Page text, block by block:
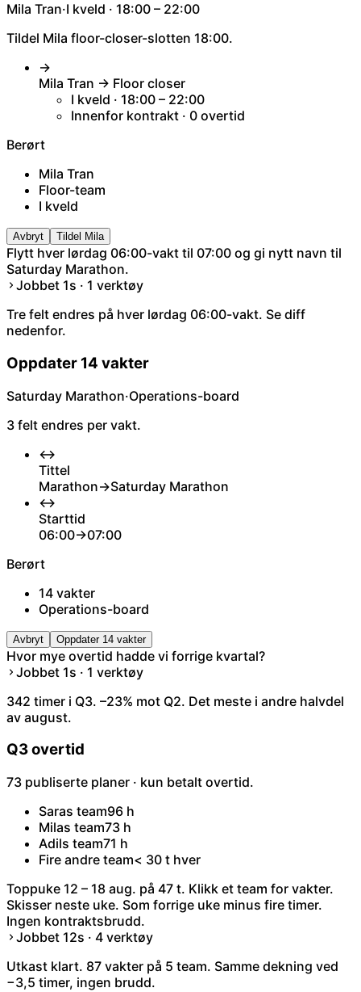
Mila Tran·I kveld · 18:00 – 22:00
Tildel Mila floor-closer-slotten 18:00.
→
Mila Tran → Floor closer
I kveld · 18:00 – 22:00
Innenfor kontrakt · 0 overtid
Berørt
Mila Tran
Floor-team
I kveld
Avbryt Tildel Mila
Flytt hver lørdag 06:00-vakt til 07:00 og gi nytt navn til
Saturday Marathon.
Jobbet 1s · 1 verktøy
Tre felt endres på hver lørdag 06:00-vakt. Se diff
nedenfor.
Oppdater 14 vakter
Saturday Marathon·Operations-board
3 felt endres per vakt.
↔
Tittel
Marathon→Saturday Marathon
↔
Starttid
06:00→07:00
Berørt
14 vakter
Operations-board
Avbryt Oppdater 14 vakter
Hvor mye overtid hadde vi forrige kvartal?
Jobbet 1s · 1 verktøy
342 timer i Q3. –23% mot Q2. Det meste i andre halvdel
av august.
Q3 overtid
73 publiserte planer · kun betalt overtid.
Saras team96 h
Milas team73 h
Adils team71 h
Fire andre team< 30 t hver
Toppuke 12 – 18 aug. på 47 t. Klikk et team for vakter.
Skisser neste uke. Som forrige uke minus fire timer.
Ingen kontraktsbrudd.
Jobbet 12s · 4 verktøy
Utkast klart. 87 vakter på 5 team. Samme dekning ved
−3,5 timer, ingen brudd.